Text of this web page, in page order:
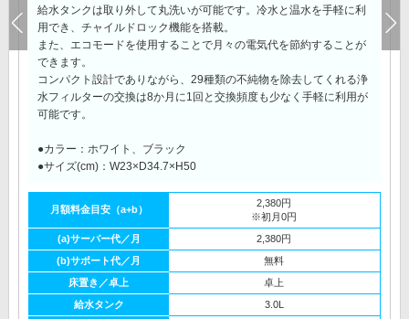
給水タンクは取り外して丸洗いが可能です。冷水と温水を手軽に利
用でき、チャイルドロック機能を搭載。
また、エコモードを使用することで月々の電気代を節約することが
できます。
コンパクト設計でありながら、29種類の不純物を除去してくれる浄
水フィルターの交換は8か月に1回と交換頻度も少なく手軽に利用が
可能です。
●カラー：ホワイト、ブラック
●サイズ(cm)：W23×D34.7×H50
月額料金目安（a+b）
2,380円
※初月0円
(a)サーバー代／月
2,380円
(b)サポート代／月
無料
床置き／卓上
卓上
給水タンク
3.0L